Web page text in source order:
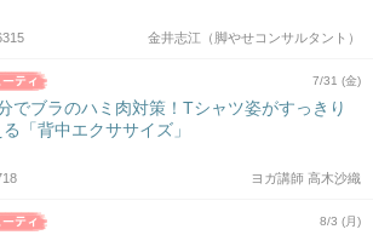
金井志江（脚やせコンサルタント）
7/31 (金)
でブラのハミ肉対策！Tシャツ姿がすっきり
る「背中エクササイズ」
ヨガ講師 高木沙織
8/3 (月)